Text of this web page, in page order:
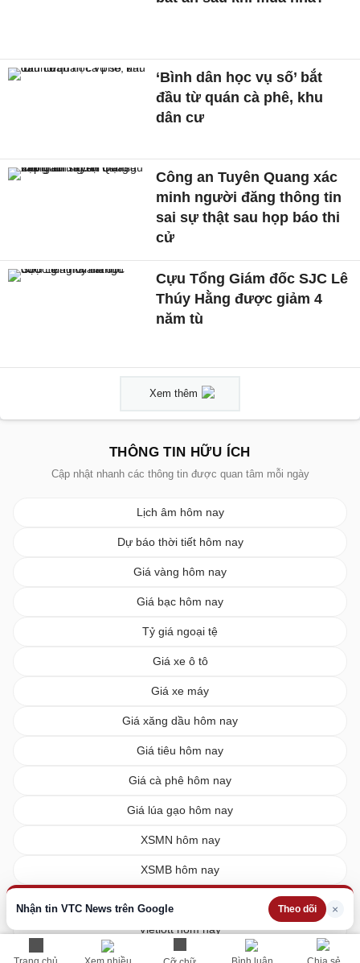
Nhận tin VTC News trên Google Theo dõi ×
‘Bình dân học vụ số’ bắt
đầu từ quán cà phê, khu
dân cư
Công an Tuyên Quang xác
minh người đăng thông tin
sai sự thật sau họp báo thi
cử
Cựu Tổng Giám đốc SJC Lê
Thúy Hằng được giảm 4
năm tù
Xem thêm
THÔNG TIN HỮU ÍCH
Cập nhật nhanh các thông tin được quan tâm mỗi ngày
Lịch âm hôm nay
Dự báo thời tiết hôm nay
Giá vàng hôm nay
Giá bạc hôm nay
Tỷ giá ngoại tệ
Giá xe ô tô
Giá xe máy
Giá xăng dầu hôm nay
Giá tiêu hôm nay
Giá cà phê hôm nay
Giá lúa gạo hôm nay
XSMN hôm nay
XSMB hôm nay
Vietlott hôm nay